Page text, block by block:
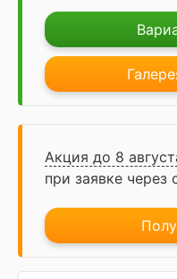
Акция до 8
при заявке через